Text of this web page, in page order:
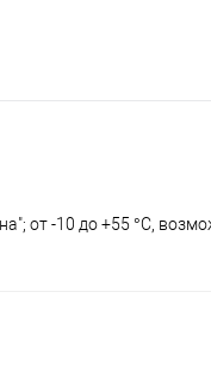
от -10 до +55 °С,